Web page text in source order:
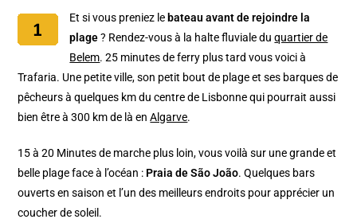
Et si vous preniez le bateau avant de rejoindre la
plage? Rendez-vous à la halte fluviale duquartier de
Belem. 25 minutes de ferry plus tard vous voici à
Trafaria. Une petite ville, son petit bout de plage et ses barques de
pêcheurs à quelques km du centre de Lisbonne qui pourrait aussi
bien être à 300 km de là enAlgarve.
15 à 20 Minutes de marche plus loin, vous voilà sur une grande et
belle plage face à l’océan : Praia de São João. Quelques bars
ouverts en saison et l’un des meilleurs endroits pour apprécier un
coucher de soleil.